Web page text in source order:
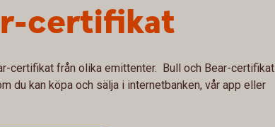
certifikat
certifikat från olika emittenter. Bull och Bear-certifikat
du kan köpa och sälja i internetbanken, vår app eller